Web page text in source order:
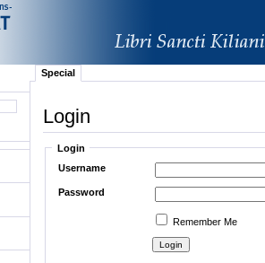
Special
Login
Login
Username
Password
Remember Me